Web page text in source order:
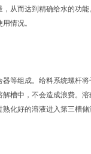
从而达到精确给水的功
情况。
组成。给料系统螺杆
槽中，不会造成浪费。
化好的溶液进入第三槽储